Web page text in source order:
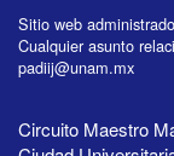
Sitio web
Cualquier asunto
padiij@unam.mx
Circuito Maestro